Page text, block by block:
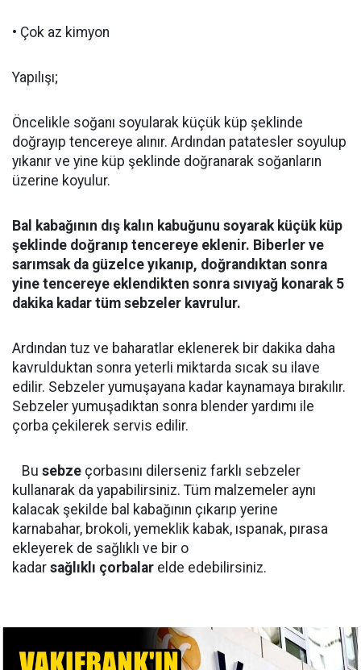
• Çok az kimyon
Yapılışı;
Öncelikle soğanı soyularak küçük küp şeklinde
doğrayıp tencereye alınır. Ardından patatesler soyulup
yıkanır ve yine küp şeklinde doğranarak soğanların
üzerine koyulur.
Bal kabağının dış kalın kabuğunu soyarak küçük küp
şeklinde doğranıp tencereye eklenir. Biberler ve
sarımsak da güzelce yıkanıp, doğrandıktan sonra
yine tencereye eklendikten sonra sıvıyağ konarak 5
dakika kadar tüm sebzeler kavrulur.
Ardından tuz ve baharatlar eklenerek bir dakika daha
kavrulduktan sonra yeterli miktarda sıcak su ilave
edilir. Sebzeler yumuşayana kadar kaynamaya bırakılır.
Sebzeler yumuşadıktan sonra blender yardımı ile
çorba çekilerek servis edilir.
Bu sebze çorbasını dilerseniz farklı sebzeler
kullanarak da yapabilirsiniz. Tüm malzemeler aynı
kalacak şekilde bal kabağının çıkarıp yerine
karnabahar, brokoli, yemeklik kabak, ıspanak, pırasa
ekleyerek de sağlıklı ve bir o
kadar sağlıklı çorbalar elde edebilirsiniz.